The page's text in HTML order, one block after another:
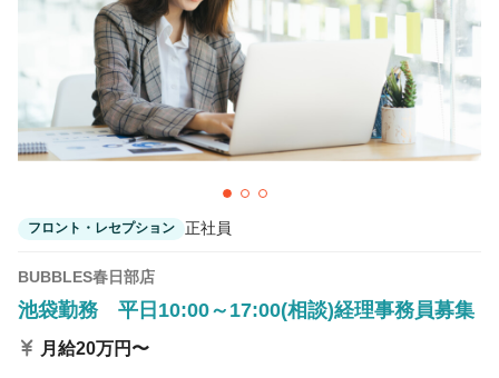
フロント・レセプション 正社員
BUBBLES春日部店
池袋勤務 平日10:00～17:00(相談)経理事務員募集
月給20万円〜